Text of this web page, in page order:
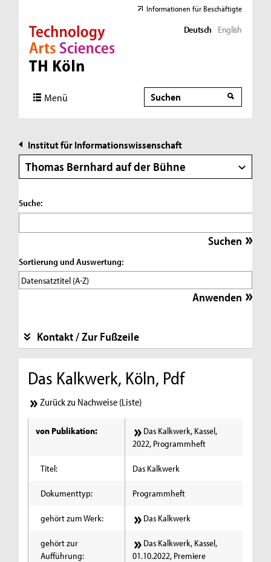
Direkt zur Hauptnavigation
Direkt zur Subnavigation
Direkt zum Inhalt
Direkt zum Fußbereich
Informationen für Beschäftigte
Deutsch English
Menü Suche
Suche
Institut für Informationswissenschaft
Thomas Bernhard auf der Bühne
Suche:
Sortierung und Auswertung:
Kontakt / Zur Fußzeile
Das Kalkwerk, Köln, Pdf
Zurück zu Nachweise (Liste)
von Publikation:
Das Kalkwerk, Kassel,
2022, Programmheft
Titel: Das Kalkwerk
Dokumenttyp: Programmheft
gehört zum Werk: Das Kalkwerk
gehört zur
Aufführung:
Das Kalkwerk, Kassel,
01.10.2022, Premiere